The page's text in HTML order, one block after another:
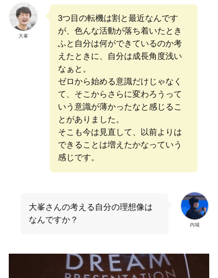
大峯
3つ目の転機は割と最近なんです
が、色んな活動が落ち着いたとき
ふと自分は何ができているのか考
えたときに、自分は成長角度浅い
なぁと。
ゼロから始める意識だけじゃなく
て、そこからさらに変わろうって
いう意識が薄かったなと感じるこ
とがありました。
そこも今は見直して、以前よりは
できることは増えたかなっていう
感じです。
内城
大峯さんの考える自分の理想像は
なんですか？